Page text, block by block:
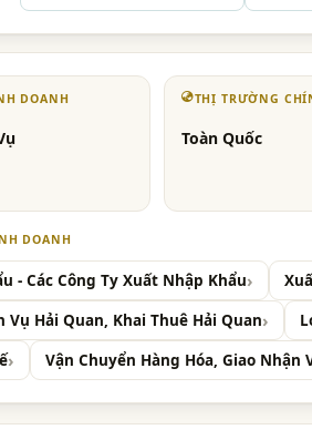
DOANH THỊ TRƯỜNG
Toàn Quốc
DOANH
- Các Công Ty Xuất Nhập Khẩu
Vụ Hải Quan, Khai Thuê Hải Quan
Vận Chuyển Hàng Hóa, Giao Nhận